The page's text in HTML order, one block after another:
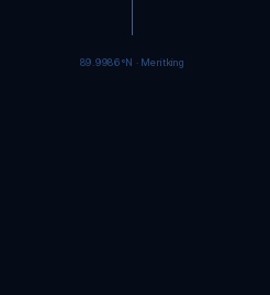
89.9983°N · Meritking